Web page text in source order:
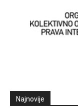
Najnovije